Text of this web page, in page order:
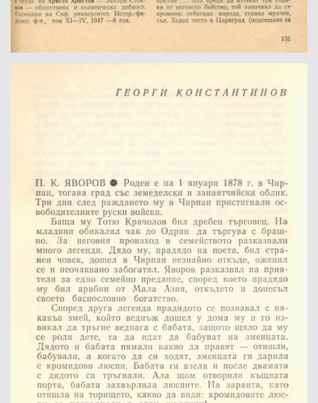
Автор:
Заглавие:
Подзаглавни данни:
Серия/Библиотека:
Град:
Издател:
Година: